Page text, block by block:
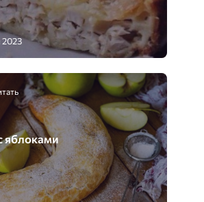
2023
яблоками